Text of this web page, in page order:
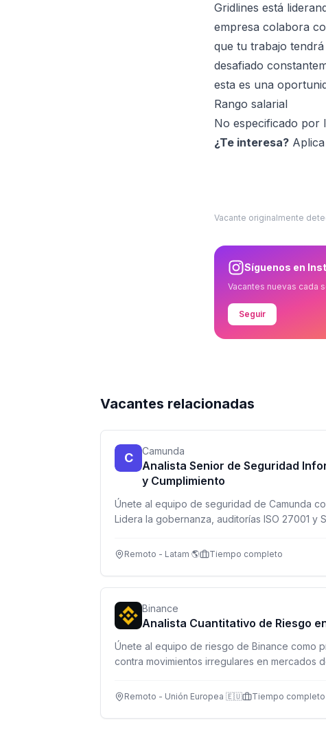
Gridlines está
empresa colabora
que tu trabajo
desafiado
esta es una
Rango salarial
No especificado por
¿Te interesa?
Vacante originalmente
Síguenos en
Vacantes nuevas cada
Seguir
Vacantes relacionadas
C Camunda
Analista Senior de Seguridad
y Cumplimiento
Únete al equipo de seguridad de Camunda
Lidera la gobernanza, auditorías ISO 27001 y
vanguardia.
Remoto - Latam 🌎 Tiempo completo
Binance
Analista Cuantitativo de Riesgo
Únete al equipo de riesgo de Binance como
contra movimientos irregulares en mercados
Remoto - Unión Europea 🇪🇺 Tiempo completo